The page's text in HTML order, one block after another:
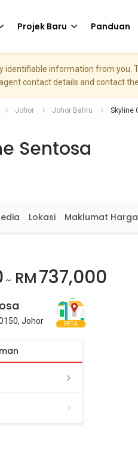
Projek Baru Panduan
identifiable information from
contact details and contact
Johor Johor Bahru Skyline
Sentosa
Lokasi Maklumat Harga
~ RM737,000
Johor PETA